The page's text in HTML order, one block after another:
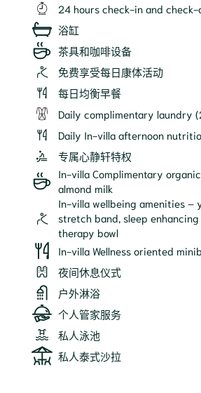
24 hours check-in and check-
浴缸
茶具和咖啡设备
免费享受每日康体活动
每日均衡早餐
Daily complimentary laundry
Daily In-villa afternoon
专属心静轩特权
In-villa Complimentary
almond milk
In-villa wellbeing amenities –
stretch band, sleep
therapy bowl
In-villa Wellness oriented
夜间休息仪式
户外淋浴
个人管家服务
私人泳池
私人泰式沙拉